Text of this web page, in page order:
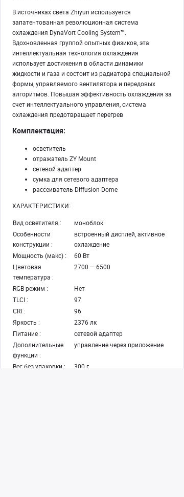
В источниках света Zhiyun используется
запатентованная революционная система
охлаждения DynaVort Cooling System™.
Вдохновленная группой опытных физиков, эта
интеллектуальная технология охлаждения
использует достижения в области динамики
жидкости и газа и состоит из радиатора специальной
формы, управляемого вентилятора и передовых
алгоритмов. Повышая эффективность охлаждения за
счет интеллектуального управления, система
охлаждения предотвращает перегрев
Комплектация:
осветитель
отражатель ZY Mount
сетевой адаптер
сумка для сетевого адаптера
рассеиватель Diffusion Dome
ХАРАКТЕРИСТИКИ:
Вид осветителя :
моноблок
Особенности
конструкции :
встроенный дисплей, активное
охлаждение
Мощность (макс) :
60 Вт
Цветовая
температура :
2700 — 6500
RGB режим :
Нет
TLCI :
97
CRI :
96
Яркость :
2376 лк
Питание :
сетевой адаптер
Дополнительные
функции :
управление через приложение
Вес без упаковки :
300 г